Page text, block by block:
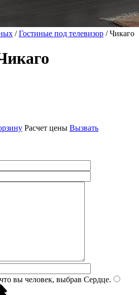
/Гостиные под телевизор / Чикаго
Расчет цены Вызвать
вы человек, выбрав Сердце.